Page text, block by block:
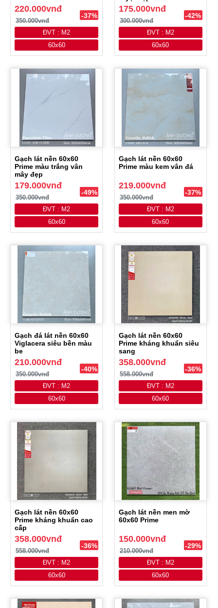
220.000vnđ
350.000vnđ
-37%
ĐVT : M2
60x60
175.000vnđ
300.000vnđ
-42%
ĐVT : M2
60x60
Gạch lát nền 60x60
Prime màu trắng vân
mây đẹp
179.000vnđ
350.000vnđ
-49%
ĐVT : M2
60x60
Gạch lát nền 60x60
Prime màu kem vân đá
219.000vnđ
350.000vnđ
-37%
ĐVT : M2
60x60
Gạch đá lát nền 60x60
Viglacera siêu bền màu
be
210.000vnđ
350.000vnđ
-40%
ĐVT : M2
60x60
Gạch lát nền 60x60
Prime kháng khuẩn siêu
sang
358.000vnđ
558.000vnđ
-36%
ĐVT : M2
60x60
Gạch lát nền 60x60
Prime kháng khuẩn cao
cấp
358.000vnđ
558.000vnđ
-36%
ĐVT : M2
60x60
Gạch lát nền men mờ
60x60 Prime
150.000vnđ
210.000vnđ
-29%
ĐVT : M2
60x60